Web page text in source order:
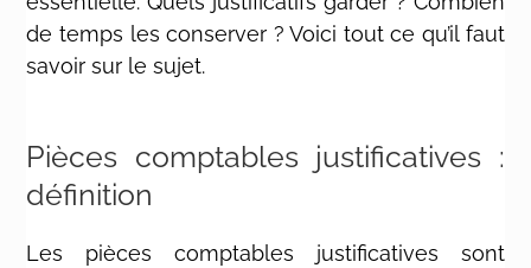
de temps les conserver ? Voici tout ce qu’il faut
savoir sur le sujet.
Pièces comptables justificatives :
définition
Les pièces comptables justificatives sont